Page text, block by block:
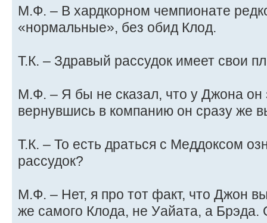
М.Ф. – В хардкорном чемпионате
«нормальные», без обид Клод.
Т.К. – Здравый рассудок имеет свои
М.Ф. – Я бы не сказал, что у Джона
вернувшись в компанию он сразу же
Т.К. – То есть драться с Меддоксом
рассудок?
М.Ф. – Нет, я про тот факт, что Джон
же самого Клода, не Уайата, а Брэда.